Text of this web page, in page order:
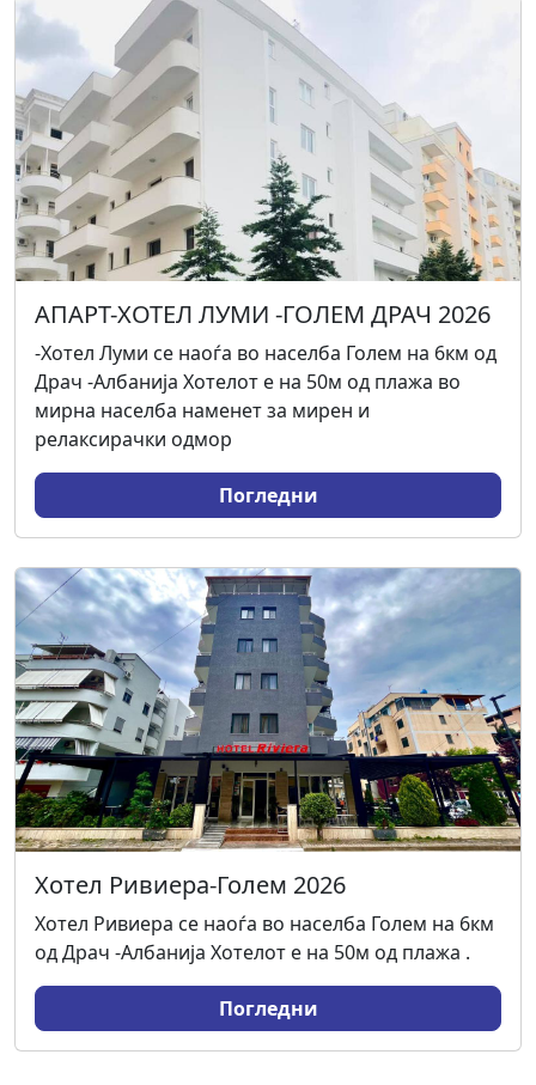
АПАРТ-ХОТЕЛ ЛУМИ -ГОЛЕМ ДРАЧ 2026
-Хотел Луми се наоѓа во населба Голем на 6км од
Драч -Албанија Хотелот е на 50м од плажа во
мирна населба наменет за мирен и
релаксирачки одмор
Погледни
Хотел Ривиера-Голем 2026
Хотел Ривиера се наоѓа во населба Голем на 6км
од Драч -Албанија Хотелот е на 50м од плажа .
Погледни